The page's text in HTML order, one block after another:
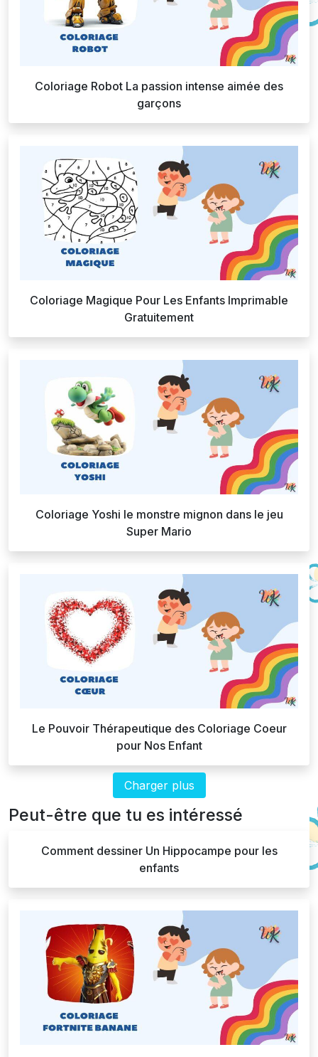
Coloriage Robot La passion intense aimée des
garçons
Coloriage Magique Pour Les Enfants Imprimable
Gratuitement
Coloriage Yoshi le monstre mignon dans le jeu
Super Mario
Le Pouvoir Thérapeutique des Coloriage Coeur
pour Nos Enfant
Charger plus
Peut-être que tu es intéressé
Comment dessiner Un Hippocampe pour les
enfants